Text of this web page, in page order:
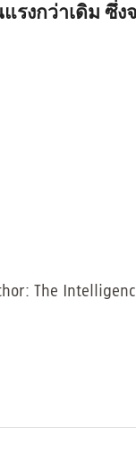
รงกว่าเดิม ซึ่ง
The